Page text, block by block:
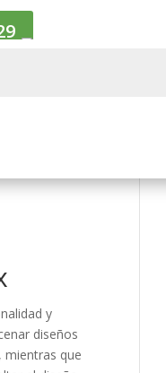
Nacional
y
diseños
mientras que